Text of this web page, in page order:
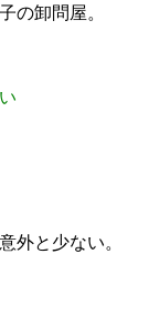
の卸問屋。
外と少ない。